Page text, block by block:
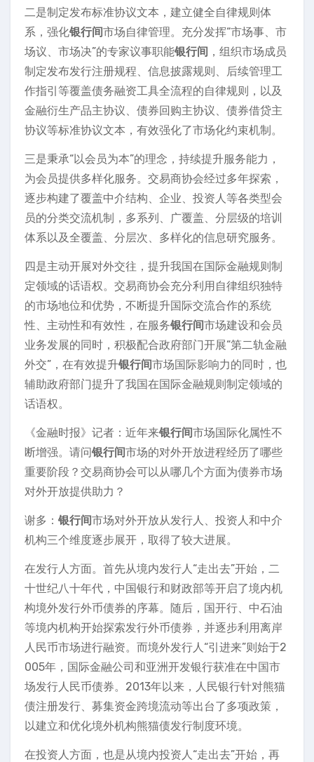
二是制定发布标准协议文本，建立健全自律规则体
系，强化银行间市场自律管理。充分发挥“市场事、市
场议、市场决”的专家议事职能银行间 ，组织市场成员
制定发布发行注册规程、信息披露规则、后续管理工
作指引等覆盖债务融资工具全流程的自律规则，以及
金融衍生产品主协议、债券回购主协议、债券借贷主
协议等标准协议文本，有效强化了市场化约束机制。
三是秉承“以会员为本”的理念，持续提升服务能力，
为会员提供多样化服务。交易商协会经过多年探索，
逐步构建了覆盖中介结构、企业、投资人等各类型会
员的分类交流机制，多系列、广覆盖、分层级的培训
体系以及全覆盖、分层次、多样化的信息研究服务。
四是主动开展对外交往，提升我国在国际金融规则制
定领域的话语权。交易商协会充分利用自律组织独特
的市场地位和优势，不断提升国际交流合作的系统
性、主动性和有效性，在服务银行间市场建设和会员
业务发展的同时，积极配合政府部门开展“第二轨金融
外交”，在有效提升银行间市场国际影响力的同时，也
辅助政府部门提升了我国在国际金融规则制定领域的
话语权。
《金融时报》记者：近年来银行间市场国际化属性不
断增强。请问银行间市场的对外开放进程经历了哪些
重要阶段？交易商协会可以从哪几个方面为债券市场
对外开放提供助力？
谢多： 银行间市场对外开放从发行人、投资人和中介
机构三个维度逐步展开，取得了较大进展。
在发行人方面。首先从境内发行人“走出去”开始，二
十世纪八十年代，中国银行和财政部等开启了境内机
构境外发行外币债券的序幕。随后，国开行、中石油
等境内机构开始探索发行外币债券，并逐步利用离岸
人民币市场进行融资。而境外发行人“引进来”则始于2
005年，国际金融公司和亚洲开发银行获准在中国市
场发行人民币债券。2013年以来，人民银行针对熊猫
债注册发行、募集资金跨境流动等出台了多项政策，
以建立和优化境外机构熊猫债发行制度环境。
在投资人方面，也是从境内投资人“走出去”开始，再